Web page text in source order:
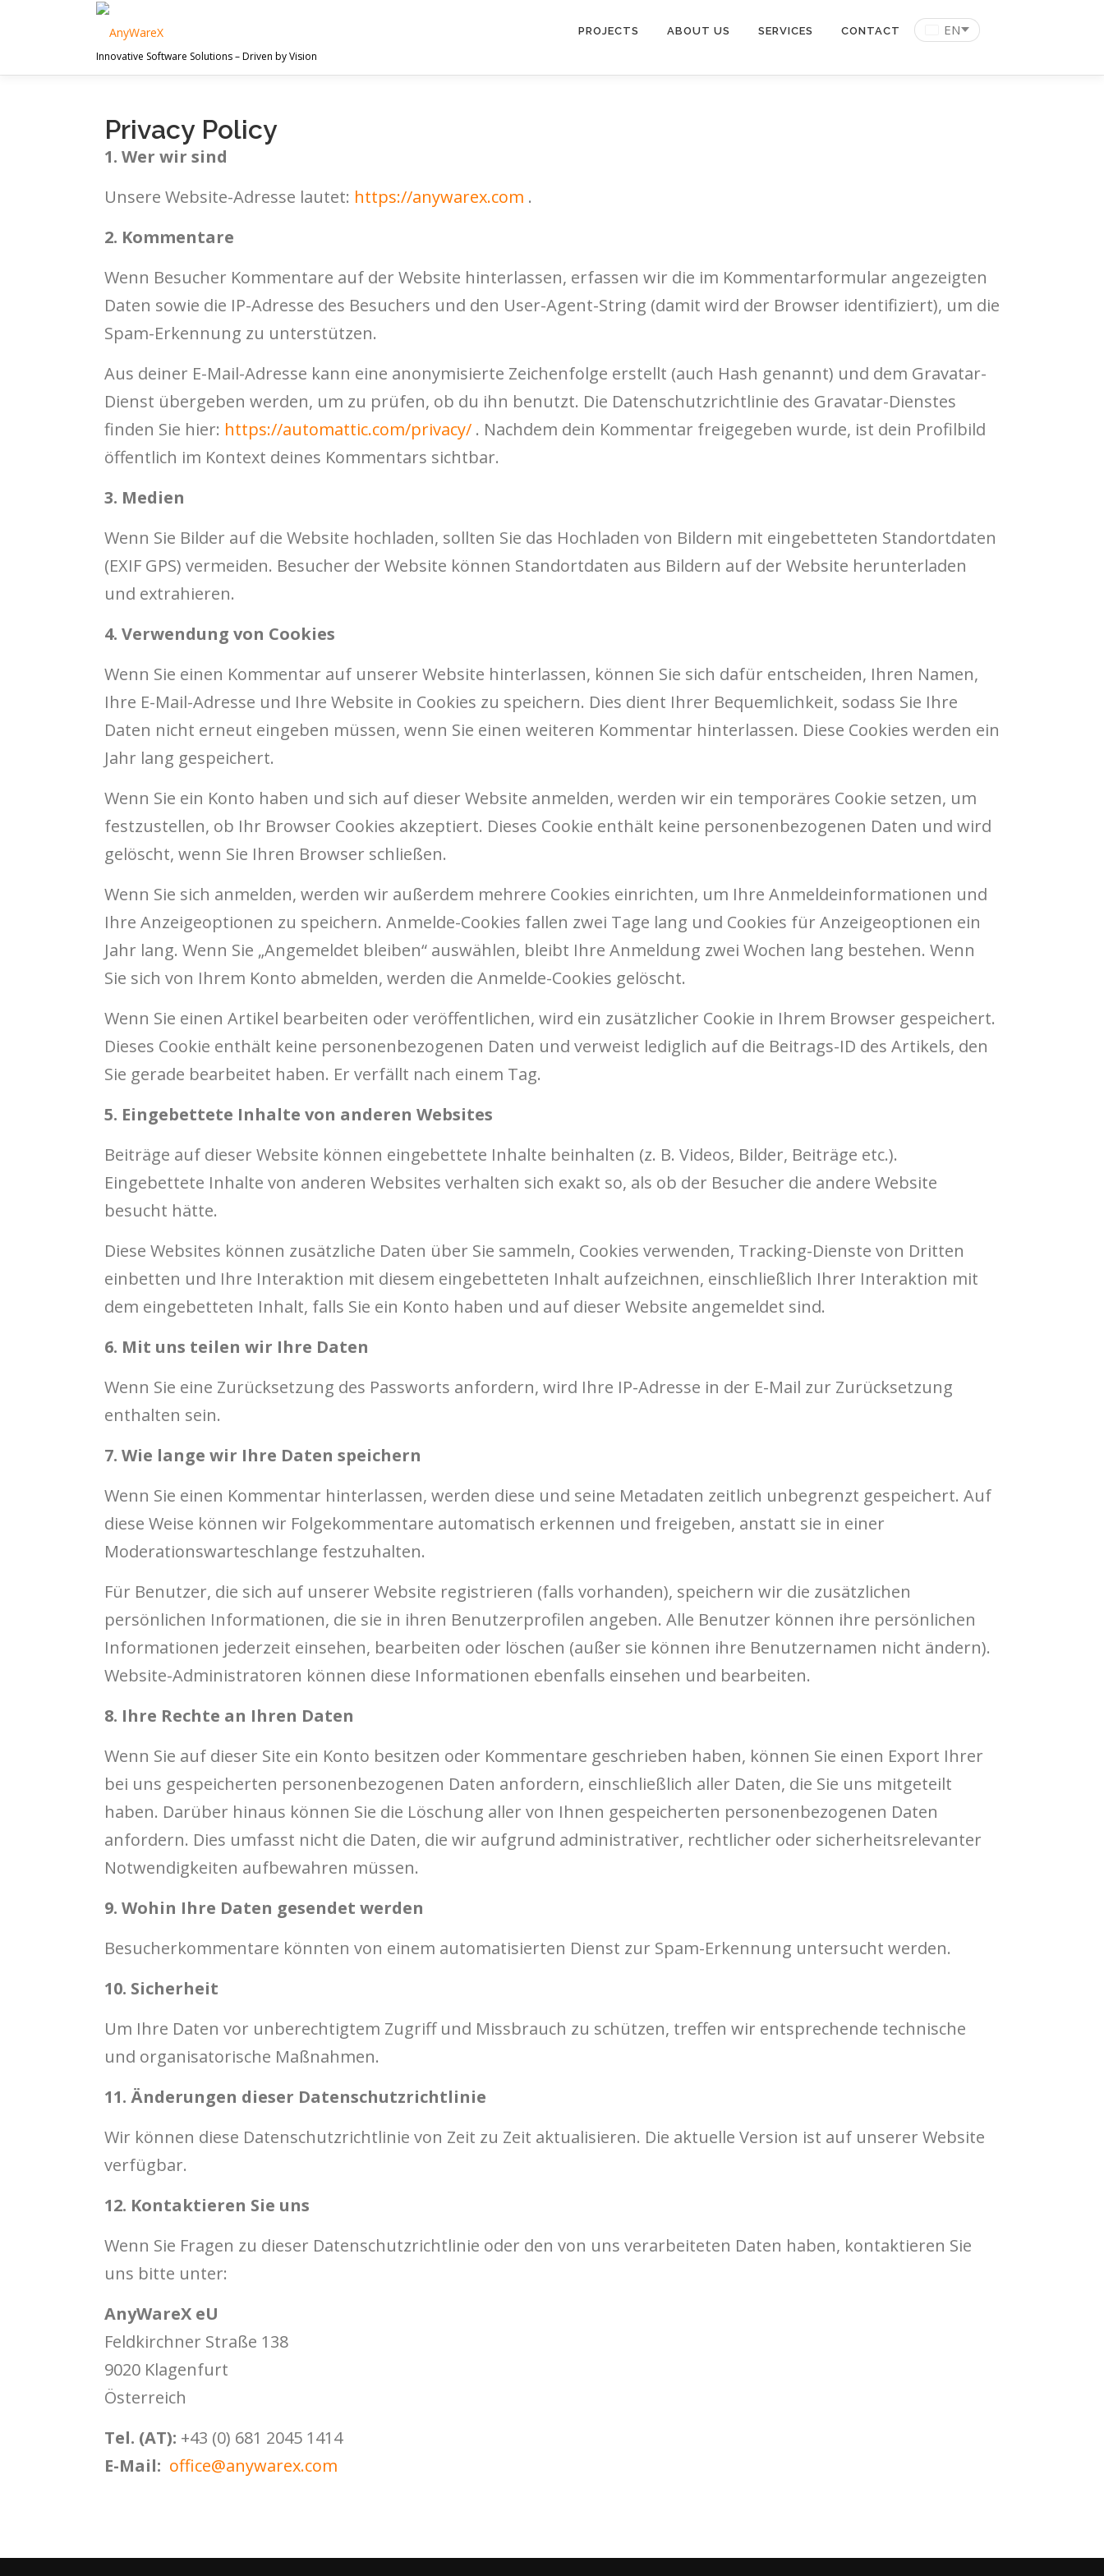
Innovative Software Solutions – Driven by Vision
PROJECTS ABOUT US SERVICES CONTACT EN
Privacy Policy
1. Wer wir sind
Unsere Website-Adresse lautet: https://anywarex.com .
2. Kommentare
Wenn Besucher Kommentare auf der Website hinterlassen, erfassen wir die im Kommentarformular angezeigten
Daten sowie die IP-Adresse des Besuchers und den User-Agent-String (damit wird der Browser identifiziert), um die
Spam-Erkennung zu unterstützen.
Aus deiner E-Mail-Adresse kann eine anonymisierte Zeichenfolge erstellt (auch Hash genannt) und dem Gravatar-
Dienst übergeben werden, um zu prüfen, ob du ihn benutzt. Die Datenschutzrichtlinie des Gravatar-Dienstes
finden Sie hier: https://automattic.com/privacy/ . Nachdem dein Kommentar freigegeben wurde, ist dein Profilbild
öffentlich im Kontext deines Kommentars sichtbar.
3. Medien
Wenn Sie Bilder auf die Website hochladen, sollten Sie das Hochladen von Bildern mit eingebetteten Standortdaten
(EXIF GPS) vermeiden. Besucher der Website können Standortdaten aus Bildern auf der Website herunterladen
und extrahieren.
4. Verwendung von Cookies
Wenn Sie einen Kommentar auf unserer Website hinterlassen, können Sie sich dafür entscheiden, Ihren Namen,
Ihre E-Mail-Adresse und Ihre Website in Cookies zu speichern. Dies dient Ihrer Bequemlichkeit, sodass Sie Ihre
Daten nicht erneut eingeben müssen, wenn Sie einen weiteren Kommentar hinterlassen. Diese Cookies werden ein
Jahr lang gespeichert.
Wenn Sie ein Konto haben und sich auf dieser Website anmelden, werden wir ein temporäres Cookie setzen, um
festzustellen, ob Ihr Browser Cookies akzeptiert. Dieses Cookie enthält keine personenbezogenen Daten und wird
gelöscht, wenn Sie Ihren Browser schließen.
Wenn Sie sich anmelden, werden wir außerdem mehrere Cookies einrichten, um Ihre Anmeldeinformationen und
Ihre Anzeigeoptionen zu speichern. Anmelde-Cookies fallen zwei Tage lang und Cookies für Anzeigeoptionen ein
Jahr lang. Wenn Sie „Angemeldet bleiben“ auswählen, bleibt Ihre Anmeldung zwei Wochen lang bestehen. Wenn
Sie sich von Ihrem Konto abmelden, werden die Anmelde-Cookies gelöscht.
Wenn Sie einen Artikel bearbeiten oder veröffentlichen, wird ein zusätzlicher Cookie in Ihrem Browser gespeichert.
Dieses Cookie enthält keine personenbezogenen Daten und verweist lediglich auf die Beitrags-ID des Artikels, den
Sie gerade bearbeitet haben. Er verfällt nach einem Tag.
5. Eingebettete Inhalte von anderen Websites
Beiträge auf dieser Website können eingebettete Inhalte beinhalten (z. B. Videos, Bilder, Beiträge etc.).
Eingebettete Inhalte von anderen Websites verhalten sich exakt so, als ob der Besucher die andere Website
besucht hätte.
Diese Websites können zusätzliche Daten über Sie sammeln, Cookies verwenden, Tracking-Dienste von Dritten
einbetten und Ihre Interaktion mit diesem eingebetteten Inhalt aufzeichnen, einschließlich Ihrer Interaktion mit
dem eingebetteten Inhalt, falls Sie ein Konto haben und auf dieser Website angemeldet sind.
6. Mit uns teilen wir Ihre Daten
Wenn Sie eine Zurücksetzung des Passworts anfordern, wird Ihre IP-Adresse in der E-Mail zur Zurücksetzung
enthalten sein.
7. Wie lange wir Ihre Daten speichern
Wenn Sie einen Kommentar hinterlassen, werden diese und seine Metadaten zeitlich unbegrenzt gespeichert. Auf
diese Weise können wir Folgekommentare automatisch erkennen und freigeben, anstatt sie in einer
Moderationswarteschlange festzuhalten.
Für Benutzer, die sich auf unserer Website registrieren (falls vorhanden), speichern wir die zusätzlichen
persönlichen Informationen, die sie in ihren Benutzerprofilen angeben. Alle Benutzer können ihre persönlichen
Informationen jederzeit einsehen, bearbeiten oder löschen (außer sie können ihre Benutzernamen nicht ändern).
Website-Administratoren können diese Informationen ebenfalls einsehen und bearbeiten.
8. Ihre Rechte an Ihren Daten
Wenn Sie auf dieser Site ein Konto besitzen oder Kommentare geschrieben haben, können Sie einen Export Ihrer
bei uns gespeicherten personenbezogenen Daten anfordern, einschließlich aller Daten, die Sie uns mitgeteilt
haben. Darüber hinaus können Sie die Löschung aller von Ihnen gespeicherten personenbezogenen Daten
anfordern. Dies umfasst nicht die Daten, die wir aufgrund administrativer, rechtlicher oder sicherheitsrelevanter
Notwendigkeiten aufbewahren müssen.
9. Wohin Ihre Daten gesendet werden
Besucherkommentare könnten von einem automatisierten Dienst zur Spam-Erkennung untersucht werden.
10. Sicherheit
Um Ihre Daten vor unberechtigtem Zugriff und Missbrauch zu schützen, treffen wir entsprechende technische
und organisatorische Maßnahmen.
11. Änderungen dieser Datenschutzrichtlinie
Wir können diese Datenschutzrichtlinie von Zeit zu Zeit aktualisieren. Die aktuelle Version ist auf unserer Website
verfügbar.
12. Kontaktieren Sie uns
Wenn Sie Fragen zu dieser Datenschutzrichtlinie oder den von uns verarbeiteten Daten haben, kontaktieren Sie
uns bitte unter:
AnyWareX eU
Feldkirchner Straße 138
9020 Klagenfurt
Österreich
Tel. (AT): +43 (0) 681 2045 1414
E-Mail: office@anywarex.com